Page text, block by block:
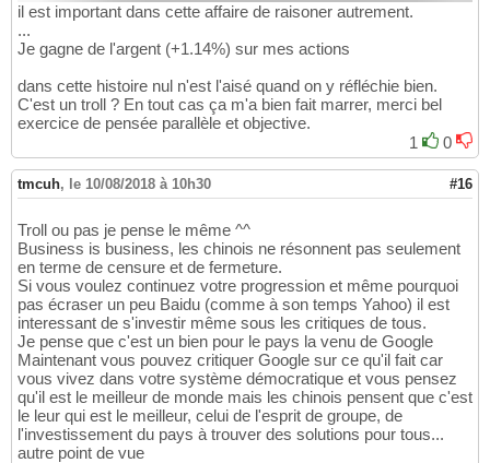
il est important dans cette affaire de raisoner autrement.
...
Je gagne de l'argent (+1.14%) sur mes actions
dans cette histoire nul n'est l'aisé quand on y réfléchie bien.
C'est un troll ? En tout cas ça m'a bien fait marrer, merci bel
exercice de pensée parallèle et objective.
1
0
tmcuh, le 10/08/2018 à 10h30 #16
Troll ou pas je pense le même ^^
Business is business, les chinois ne résonnent pas seulement
en terme de censure et de fermeture.
Si vous voulez continuez votre progression et même pourquoi
pas écraser un peu Baidu (comme à son temps Yahoo) il est
interessant de s'investir même sous les critiques de tous.
Je pense que c'est un bien pour le pays la venu de Google
Maintenant vous pouvez critiquer Google sur ce qu'il fait car
vous vivez dans votre système démocratique et vous pensez
qu'il est le meilleur de monde mais les chinois pensent que c'est
le leur qui est le meilleur, celui de l'esprit de groupe, de
l'investissement du pays à trouver des solutions pour tous...
autre point de vue